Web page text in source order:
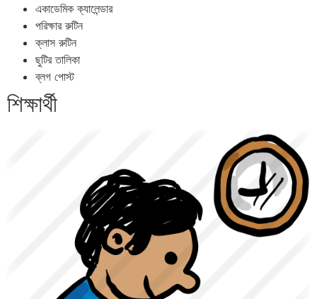
একাডেমিক ক্যালেন্ডার
পরিক্ষার রুটিন
ক্লাস রুটিন
ছুটির তালিকা
ব্লগ পোস্ট
শিক্ষার্থী